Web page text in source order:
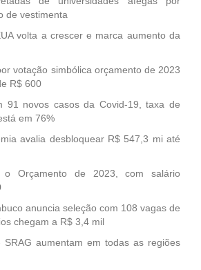
de vestimenta
volta a crescer e marca aumento da
votação simbólica orçamento de 2023
R$ 600
91 novos casos da Covid-19, taxa de
em 76%
avalia desbloquear R$ 547,3 mi até
o Orçamento de 2023, com salário
anuncia seleção com 108 vagas de
chegam a R$ 3,4 mil
SRAG aumentam em todas as regiões